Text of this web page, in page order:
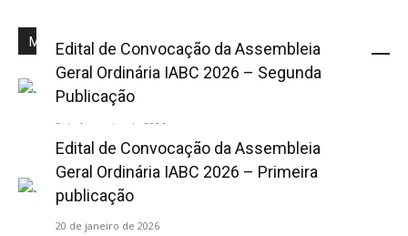
Mais Popular
Edital de Convocação da Assembleia
Geral Ordinária IABC 2026 – Segunda
Publicação
2 de fevereiro de 2026
Edital de Convocação da Assembleia
Geral Ordinária IABC 2026 – Primeira
publicação
20 de janeiro de 2026